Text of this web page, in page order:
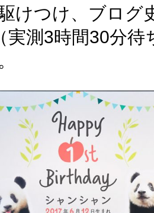
けつけ、ブログ
実測3時間30分待